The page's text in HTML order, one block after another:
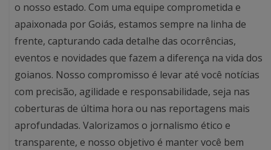
o nosso estado. Com uma equipe comprometida e
apaixonada por Goiás, estamos sempre na linha de
frente, capturando cada detalhe das ocorrências,
eventos e novidades que fazem a diferença na vida dos
goianos. Nosso compromisso é levar até você notícias
com precisão, agilidade e responsabilidade, seja nas
coberturas de última hora ou nas reportagens mais
aprofundadas. Valorizamos o jornalismo ético e
transparente, e nosso objetivo é manter você bem